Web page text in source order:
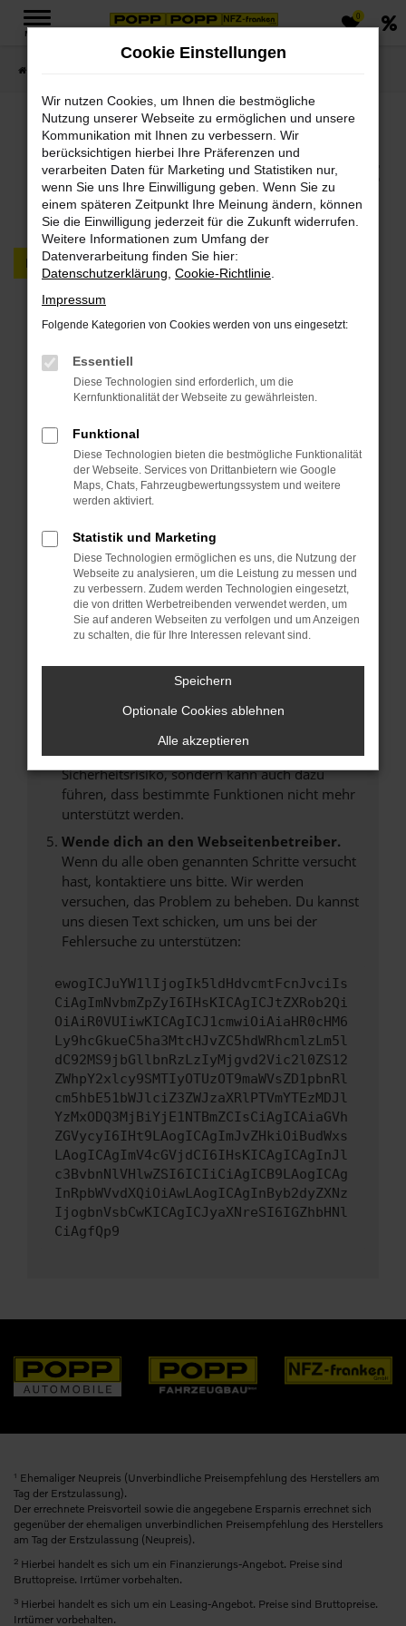
Zum
MENÜ
0
Jetzt PKWs & LKWs in
unserem Fahrzeugmarkt
finden
PKW LKW
Fehler: Network Error
Beim Laden ist ein Fehler aufgetreten.
Hier sind ein paar Tipps, die dir helfen können:
Internetverbindung.
Laden andere Webseiten, zum Beispiel deine
Suchmaschine?
Prüfe deine Browsererweiterungen.
können das Laden bestimmter Seiten
verhindern. Funktioniert die Seite in einem
anderen Browser oder in einem privaten
Fenster?
Starte dein Gerät neu.
Probleme zu beheben.
Betriebssystem auf dem neuesten Stand
Veraltete Software birgt nicht nur ein
Sicherheitsrisiko, sondern kann auch dazu
führen, dass bestimmte Funktionen nicht mehr
unterstützt werden.
Wende dich an den Webseitenbetreiber.
Wenn du alle oben genannten Schritte versucht
hast, kontaktiere uns bitte. Wir werden
versuchen, das Problem zu beheben. Du kannst
uns diesen Text schicken, um uns bei der
Fehlersuche zu unterstützen:
ewogICJuYW1lIjogIk5ldHdvcmtFcnJvciIs
CiAgImNvbmZpZyI6IHsKICAgICJtZXRob2Qi
OiAiR0VUIiwKICAgICJ1cmwiOiAiaHR0cHM6
Ly9hcGkueC5ha3MtcHJvZC5hdWRhcmlzLm5l
dC92MS9jbGllbnRzLzIyMjgvd2Vic2l0ZS12
ZWhpY2xlcy9SMTIyOTUzOT9maWVsZD1pbnRl
cm5hbE51bWJlciZ3ZWJzaXRlPTVmYTEzMDJl
YzMxODQ3MjBiYjE1NTBmZCIsCiAgICAiaGVh
ZGVycyI6IHt9LAogICAgImJvZHkiOiBudWxs
LAogICAgImV4cGVjdCI6IHsKICAgICAgInJl
c3BvbnNlVHlwZSI6ICIiCiAgICB9LAogICAg
InRpbWVvdXQiOiAwLAogICAgInByb2dyZXNz
IjogbnVsbCwKICAgICJyaXNreSI6IGZhbHNl
CiAgfQp9
1 Ehemaliger Neupreis (Unverbindliche Preisempfehlung des Herstellers am
Tag der Erstzulassung).
Der errechnete Preisvorteil sowie die angegebene Ersparnis errechnet sich
gegenüber der ehemaligen unverbindlichen Preisempfehlung des Herstellers
am Tag der Erstzulassung (Neupreis).
2 Hierbei handelt es sich um ein Finanzierungs-Angebot. Preise sind
Bruttopreise. Irrtümer vorbehalten.
3 Hierbei handelt es sich um ein Leasing-Angebot. Preise sind Bruttopreise.
Irrtümer vorbehalten.
Cookie Einstellungen
Wir nutzen Cookies, um Ihnen die bestmögliche
Nutzung unserer Webseite zu ermöglichen und unsere
Kommunikation mit Ihnen zu verbessern. Wir
berücksichtigen hierbei Ihre Präferenzen und
verarbeiten Daten für Marketing und Statistiken nur,
wenn Sie uns Ihre Einwilligung geben. Wenn Sie zu
einem späteren Zeitpunkt Ihre Meinung ändern, können
Sie die Einwilligung jederzeit für die Zukunft widerrufen.
Weitere Informationen zum Umfang der
Datenverarbeitung finden Sie hier:
Datenschutzerklärung Cookie-Richtlinie
Impressum
Folgende Kategorien von Cookies werden von uns eingesetzt:
Essentiell
Diese Technologien sind erforderlich, um die
Kernfunktionalität der Webseite zu gewährleisten.
Funktional
Diese Technologien bieten die bestmögliche Funktionalität
der Webseite. Services von Drittanbietern wie Google
Maps, Chats, Fahrzeugbewertungssystem und weitere
werden aktiviert.
Statistik und Marketing
Diese Technologien ermöglichen es uns, die Nutzung der
Webseite zu analysieren, um die Leistung zu messen und
zu verbessern. Zudem werden Technologien eingesetzt,
die von dritten Werbetreibenden verwendet werden, um
Sie auf anderen Webseiten zu verfolgen und um Anzeigen
zu schalten, die für Ihre Interessen relevant sind.
Speichern
Optionale Cookies ablehnen
Alle akzeptieren